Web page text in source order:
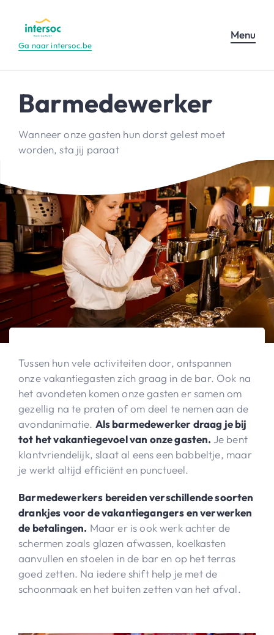
Ga naar intersoc.be
Menu
Barmedewerker
Wanneer onze gasten hun dorst gelest moet
worden, sta jij paraat
Tussen hun vele activiteiten door, ontspannen
onze vakantiegasten zich graag in de bar. Ook na
het avondeten komen onze gasten er samen om
gezellig na te praten of om deel te nemen aan de
avondanimatie. Als barmedewerker draag je bij
tot het vakantiegevoel van onze gasten. Je bent
klantvriendelijk, slaat al eens een babbeltje, maar
je werkt altijd efficiënt en punctueel.
Barmedewerkers bereiden verschillende soorten
drankjes voor de vakantiegangers en verwerken
de betalingen. Maar er is ook werk achter de
schermen zoals glazen afwassen, koelkasten
aanvullen en stoelen in de bar en op het terras
goed zetten. Na iedere shift help je met de
schoonmaak en het buiten zetten van het afval.